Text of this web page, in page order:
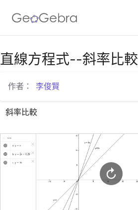
Google Classroom
GeoGebra Classroom
直線方程式--斜率比較
作者： 李俊賢
斜率比較